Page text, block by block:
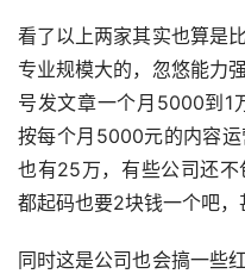
看了以上两家其实也算是
专业规模大的，忽悠能力
号发文章一个月5000到1
按每个月5000元的内容
也有25万，有些公司还
都起码也要2块钱一个吧，
同时这是公司也会搞一些